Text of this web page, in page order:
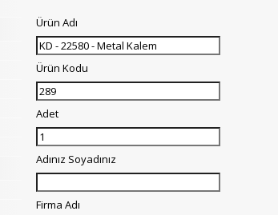
Ürün Adı
Ürün Kodu
Adet
Adınız Soyadınız
Firma Adı